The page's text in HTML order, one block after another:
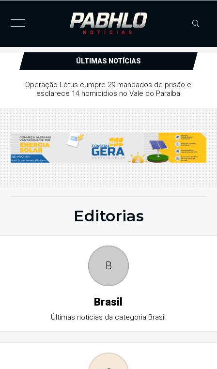
ÚLTIMAS NOTÍCIAS
Operação Lótus cumpre 29 mandados de prisão e
esclarece 14 homicídios no Vale do Paraíba
Editorias
B
Brasil
Últimas notícias da categoria Brasil